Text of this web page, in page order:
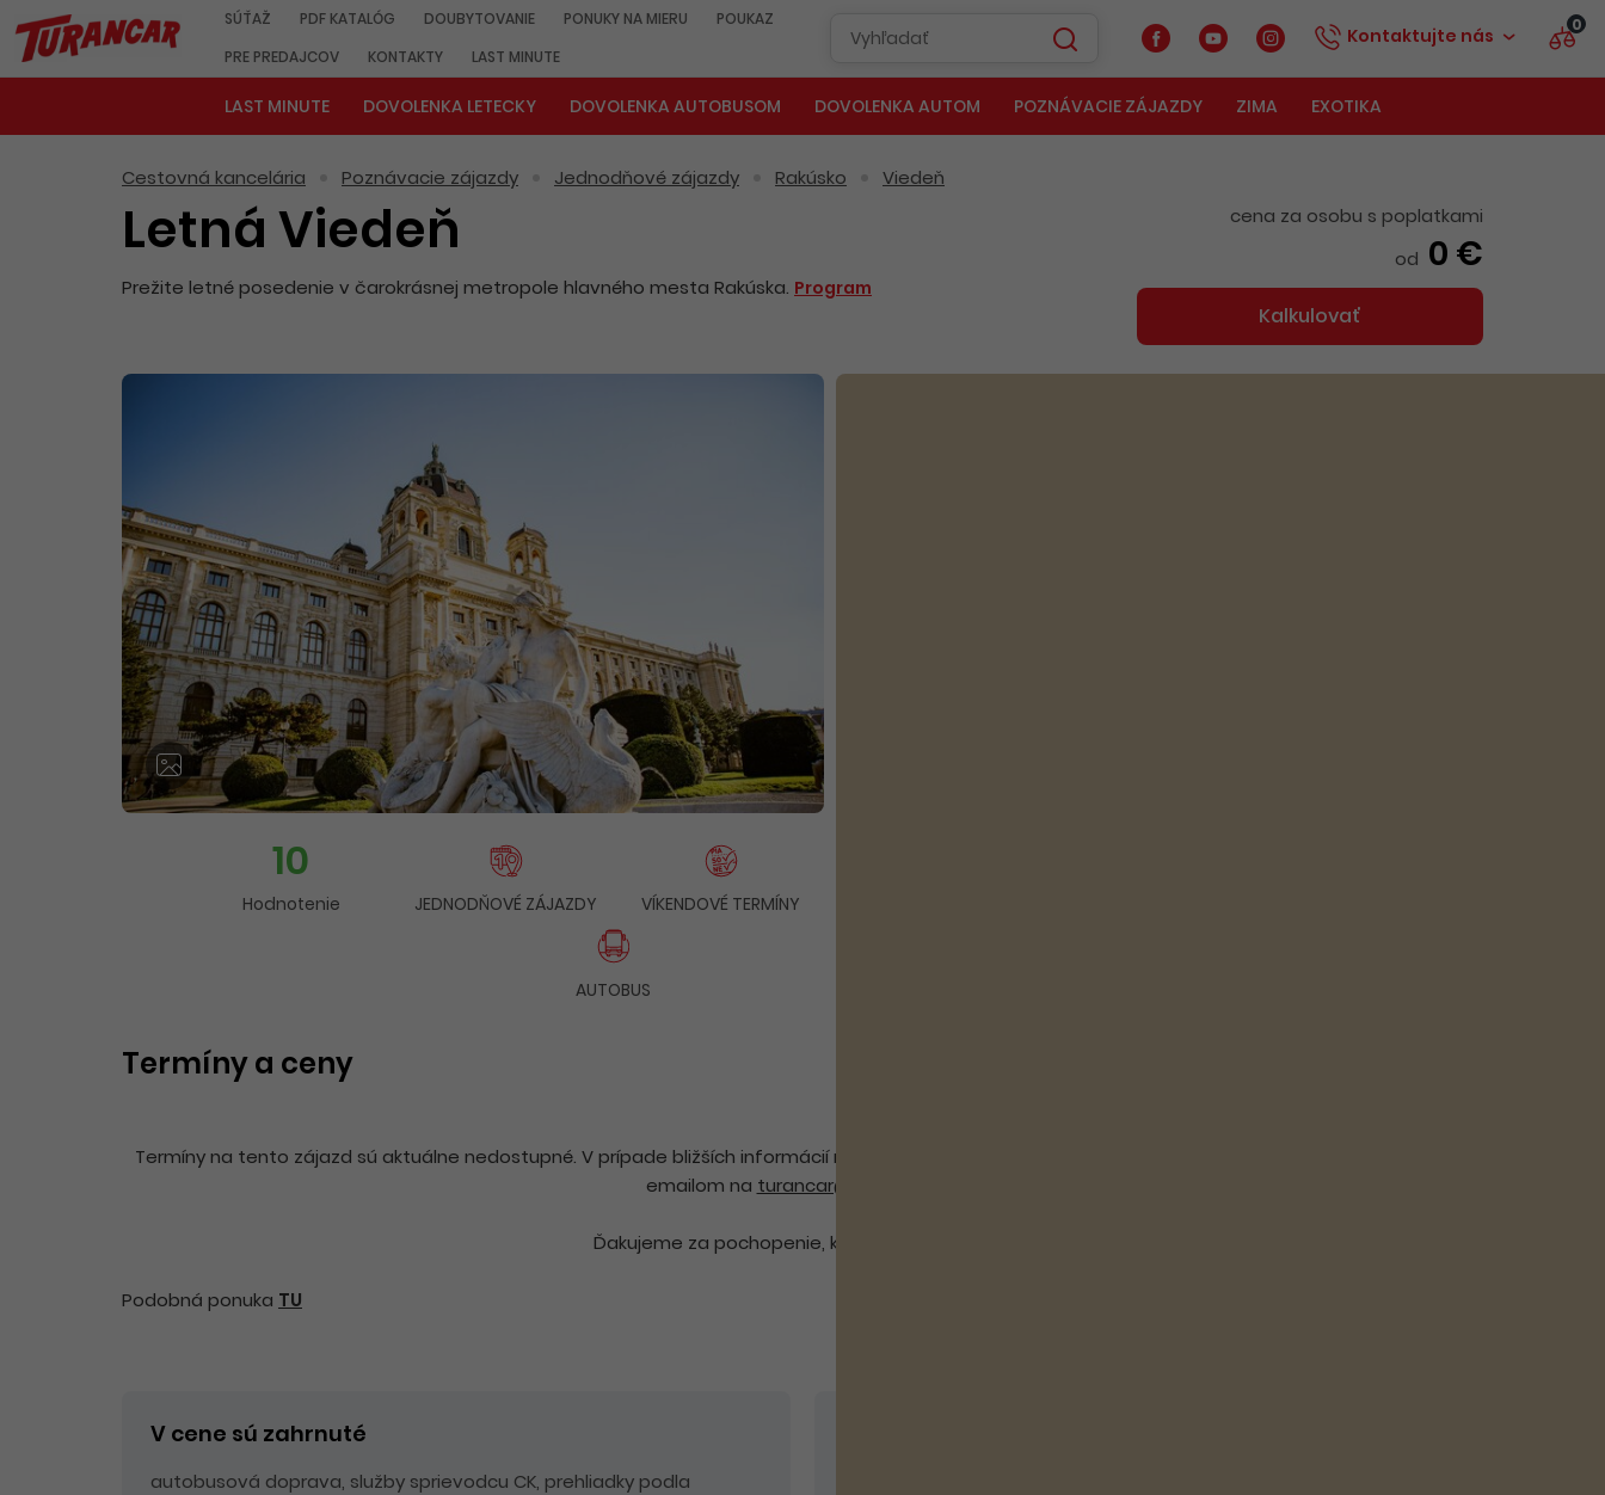
SÚŤAŽ PDF KATALÓG DOUBYTOVANIE PONUKY NA MIERU
POUKAZ
PRE PREDAJCOV
KONTAKTY LAST MINUTE
Kontaktujte nás 0
LAST MINUTE DOVOLENKA LETECKY DOVOLENKA AUTOBUSOM DOVOLENKA AUTOM POZNÁVACIE ZÁJAZDY ZIMA EXOTIKA
Cestovná kancelária Poznávacie zájazdy Jednodňové zájazdy Rakúsko Viedeň
Letná Viedeň
Prežite letné posedenie v čarokrásnej metropole hlavného mesta Rakúska. Program
cena za osobu s poplatkami
od 0 €
Kalkulovať
10
Hodnotenie JEDNODŇOVÉ ZÁJAZDY VÍKENDOVÉ TERMÍNY
AUTOBUS
Termíny a ceny
Termíny na tento zájazd sú aktuálne nedostupné. V prípade bližších informácií nás môžete kontaktovať na telefónnom čísle +421 37 655 00 11/12 alebo
emailom na turancar@turancar.sk
Ďakujeme za pochopenie, kolektív CK Turancar.
Podobná ponuka TU
V cene sú zahrnuté
autobusová doprava, služby sprievodcu CK, prehliadky podla